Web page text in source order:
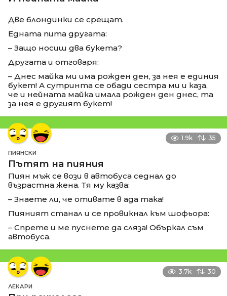
Две блондинки се срещат.
Едната пита другата:
– Защо носиш два букета?
Другата и отговаря:
– Днес майка ми има рожден ден, за нея е единия
букет! А сутринта се обади сестра ми и каза,
че и нейната майка имала рожден ден днес, та
за нея е другият букет!
1.9k 35
ПИЯНСКИ
Пътят на пияния
Пиян мъж се вози в автобуса седнал до
възрастна жена. Тя му казва:
– Знаете ли, че отивате в ада така!
Пияният станал и се провикнал към шофьора:
– Спрете и ме пуснете да сляза! Объркал съм
автобуса.
3.7k 30
ЛЕКАРИ